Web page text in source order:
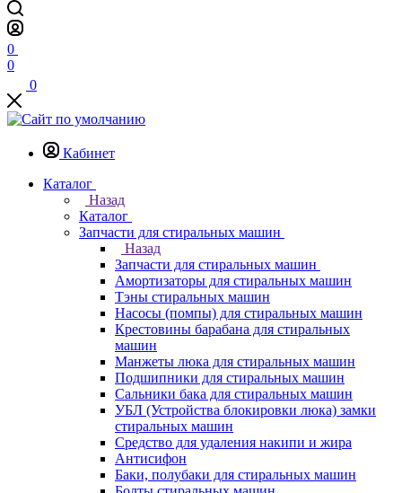
0
0
0
Кабинет
Каталог
Назад
Каталог
Запчасти для стиральных машин
Назад
Запчасти для стиральных машин
Амортизаторы для стиральных машин
Тэны стиральных машин
Насосы (помпы) для стиральных машин
Крестовины барабана для стиральных
машин
Манжеты люка для стиральных машин
Подшипники для стиральных машин
Сальники бака для стиральных машин
УБЛ (Устройства блокировки люка) замки
стиральных машин
Средство для удаления накипи и жира
Антисифон
Баки, полубаки для стиральных машин